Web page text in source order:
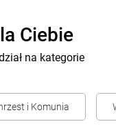
Ciebie
na kategorie
i Komunia